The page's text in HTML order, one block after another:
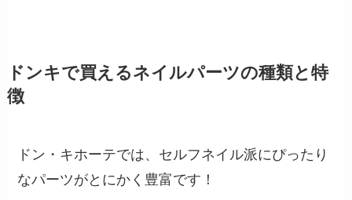
ドンキで買えるネイルパーツの種類と特
徴
ドン・キホーテでは、セルフネイル派にぴったり
なパーツがとにかく豊富です！